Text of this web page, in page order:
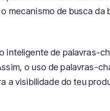
mecanismo de busca da
inteligente de palavras-
o uso de palavras-
a visibilidade do teu